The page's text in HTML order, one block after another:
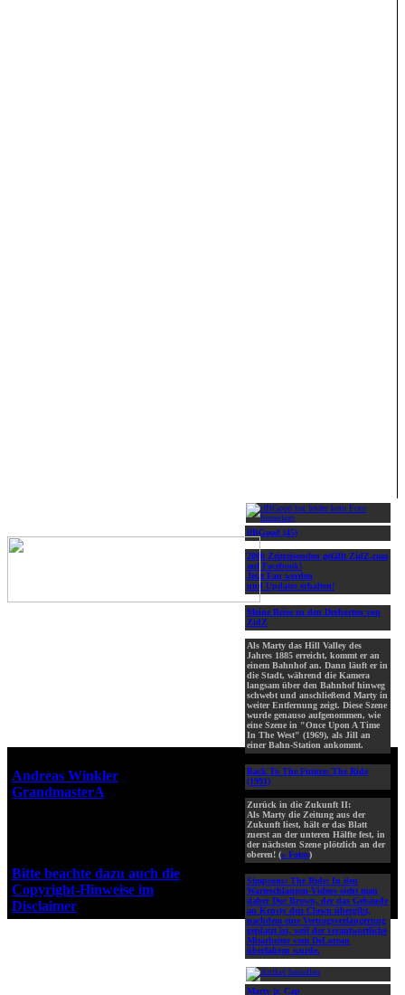
ifBGood (45)
2000 Zeitreisenden gefällt ZidZ.com
auf Facebook!
Jetzt Fan werden
und Updates erhalten!
Meine Reise zu den Drehorten von
ZidZ
Als Marty das Hill Valley des
Jahres 1885 erreicht, kommt er an
einem Bahnhof an. Dann läuft er in
die Stadt, während die Kamera
langsam über den Bahnhof hinweg
schwebt und anschließend Marty in
weiter Entfernung zeigt. Diese Szene
wurde genauso aufgenommen, wie
eine Szene in "Once Upon A Time
In The West" (1969), als Jill an
einer Bahn-Station ankommt.
Back To The Future: The Ride
(1991)
Zurück in die Zukunft II:
Als Marty die Zeitung aus der
Zukunft liest, hält er das Blatt
zuerst an der unteren Hälfte fest, in
der nächsten Szene plötzlich an der
oberen! (» Fotos)
Simpsons: The Ride: In den
Warteschlangen-Videos sieht man
daher Doc Brown, der das Gebäude
an Krusty den Clown übergibt,
nachdem eine Vertragsverlängerung
geplatzt ist, weil der verantwortliche
Mitarbeiter vom DeLorean
überfahren wurde.
Marty jr. Cap
Andreas Winkler
GrandmasterA
Bitte beachte dazu auch die
Copyright-Hinweise im
Disclaimer